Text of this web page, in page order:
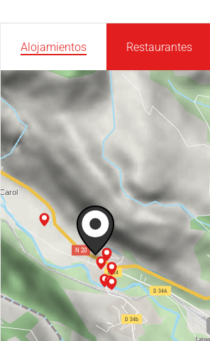
Alojamientos Restaurantes